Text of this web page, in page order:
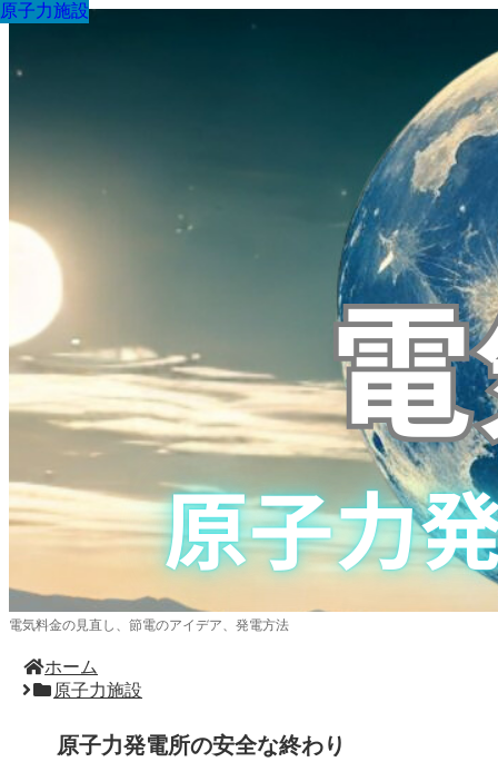
電気料金の見直し、節電のアイデア、発電方法
ホーム
原子力施設
原子力発電所の安全な終わり
原子力施設
原子力施設
原子力施設
原子力施設
原子力施設
原子力施設
原子力施設
原子力施設
原子力施設